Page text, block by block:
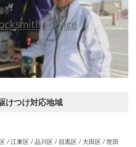
service
けつけ対応地域
/ 江東区 / 品川区 / 目黒区 / 大田区 / 世田